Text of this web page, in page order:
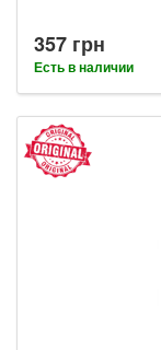
357 грн
Есть в наличии